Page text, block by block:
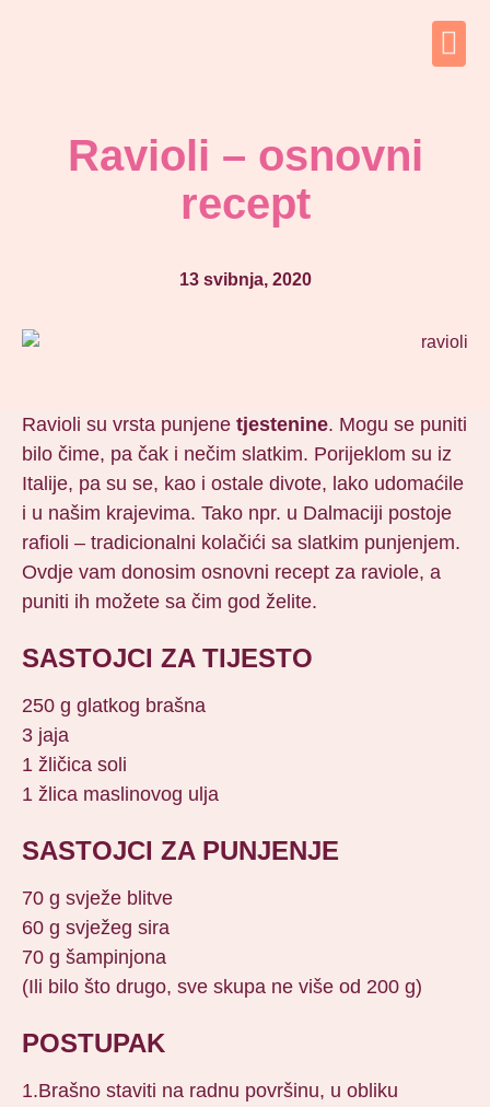
Ravioli – osnovni
recept
13 svibnja, 2020
Ravioli su vrsta punjene tjestenine. Mogu se puniti
bilo čime, pa čak i nečim slatkim. Porijeklom su iz
Italije, pa su se, kao i ostale divote, lako udomaćile
i u našim krajevima. Tako npr. u Dalmaciji postoje
rafioli – tradicionalni kolačići sa slatkim punjenjem.
Ovdje vam donosim osnovni recept za raviole, a
puniti ih možete sa čim god želite.
SASTOJCI ZA TIJESTO
250 g glatkog brašna
3 jaja
1 žličica soli
1 žlica maslinovog ulja
SASTOJCI ZA PUNJENJE
70 g svježe blitve
60 g svježeg sira
70 g šampinjona
(Ili bilo što drugo, sve skupa ne više od 200 g)
POSTUPAK
1.Brašno staviti na radnu površinu, u obliku